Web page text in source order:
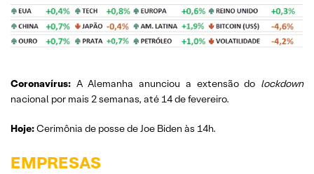
Coronavírus: A Alemanha anunciou a extensão do lockdown
nacional por mais 2 semanas, até 14 de fevereiro.
Hoje:Cerimônia de posse de Joe Biden às 14h.
EMPRESAS